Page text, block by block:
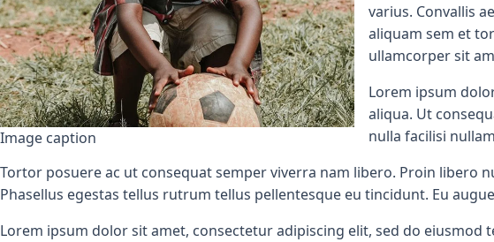
Image caption
varius. Convallis
aliquam sem et
ullamcorper sit
Lorem ipsum
aliqua. Ut
nulla facilisi
Tortor posuere ac ut consequat semper viverra nam libero. Proin libero
Phasellus egestas tellus rutrum tellus pellentesque eu tincidunt. Eu
Lorem ipsum dolor sit amet, consectetur adipiscing elit, sed do